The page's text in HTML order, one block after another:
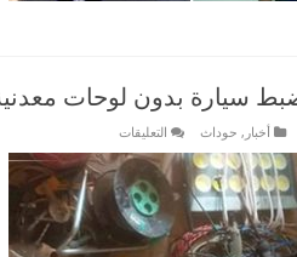
سيارة بدون لوحات
أخبار , حوداث التعليقات
ضبط
سيارة
بدون
لوحات
مطلوبة